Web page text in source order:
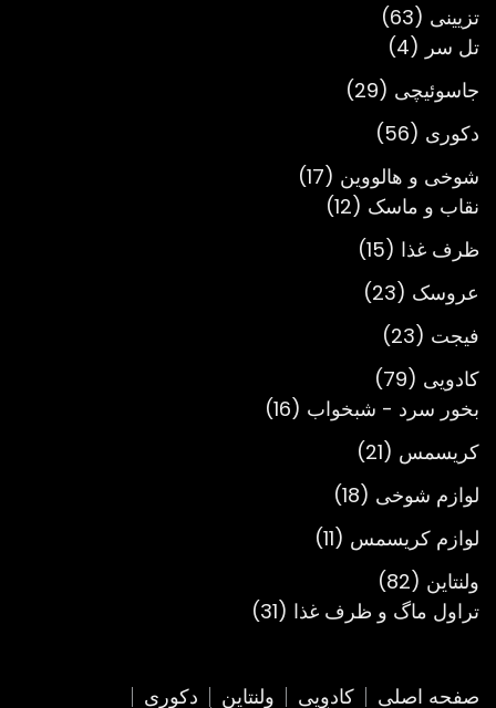
تزیینی 63
63
محصول
تل سر 4
4
محصول
جاسوئیچی 29
29
دکوری 56
56
محصول
شوخی و هالووین 17
17
نقاب و ماسک 12
12
ظرف غذا 15
15
محصول
عروسک 23
23
فیجت 23
23
محصول
کادویی 79
79
محصول
بخور سرد - شبخواب 16
16
کریسمس 21
21
محصول
لوازم شوخی 18
18
محصول
لوازم کریسمس 11
11
ولنتاین 82
82
محصول
تراول ماگ و ظرف غذا 31
31
صفحه اصلی کادویی ولنتاین دکوری